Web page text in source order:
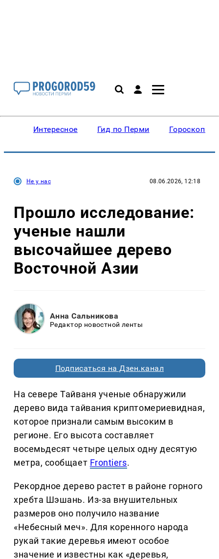
Интересное Гид по Перми Гороскопы
Не у нас 08.06.2026, 12:18
Прошло исследование:
ученые нашли
высочайшее дерево
Восточной Азии
Анна Сальникова
Редактор новостной ленты
Подписаться на Дзен.канал
На севере Тайваня ученые обнаружили
дерево вида тайвания криптомериевидная,
которое признали самым высоким в
регионе. Его высота составляет
восемьдесят четыре целых одну десятую
метра, сообщает Frontiers.
Рекордное дерево растет в районе горного
хребта Шэшань. Из-за внушительных
размеров оно получило название
«Небесный меч». Для коренного народа
рукай такие деревья имеют особое
значение и известны как «деревья,